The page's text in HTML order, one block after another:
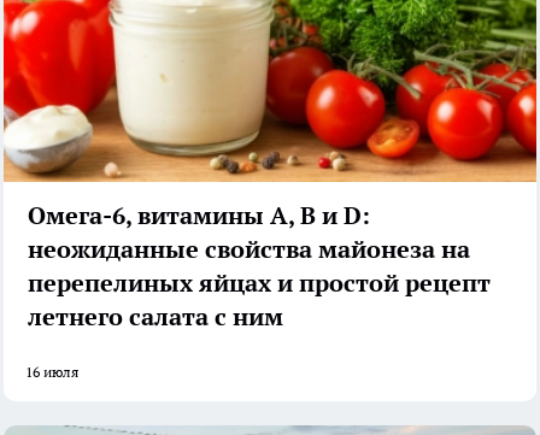
Омега-6, витамины А, В и D:
неожиданные свойства майонеза на
перепелиных яйцах и простой рецепт
летнего салата с ним
16 июля